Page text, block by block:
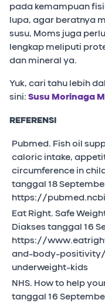
pada kemampuan
lupa, agar beratnya
susu, Moms juga
lengkap meliputi
dan mineral ya.
Yuk, cari tahu lebih
sini: Susu Morinaga
REFERENSI
Pubmed. Fish oil
caloric intake,
circumference in
tanggal 18
https://
Eat Right. Safe
Diakses tanggal 16
https://
and-body-
underweight-kids
NHS. How to help
tanggal 16